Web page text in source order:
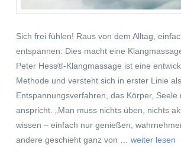
Sich frei fühlen! Raus von dem Alltag,
entspannen. Dies macht eine
Peter Hess®-Klangmassage ist eine
Methode und versteht sich in erster Linie
Entspannungsverfahren, das Körper, Seele
anspricht. „Man muss nichts üben, nichts
wissen – einfach nur genießen,
andere geschieht ganz von … weiter lesen